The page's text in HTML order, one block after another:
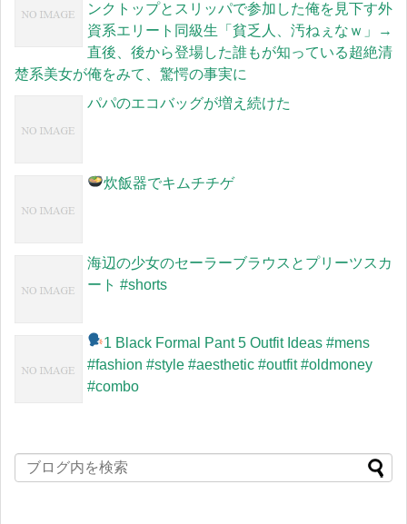
ンクトップとスリッパで参加した俺を見下す外
資系エリート同級生「貧乏人、汚ねぇなｗ」→
直後、後から登場した誰もが知っている超絶清
楚系美女が俺をみて、驚愕の事実に
パパのエコバッグが増え続けた
炊飯器でキムチチゲ
海辺の少女のセーラーブラウスとプリーツスカ
ート #shorts
1 Black Formal Pant 5 Outfit Ideas #mens
#fashion #style #aesthetic #outfit #oldmoney
#combo